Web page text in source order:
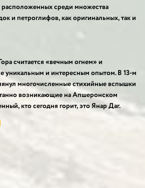
расположенных среди множества
и петроглифов, как оригинальных, так и
считается «вечным огнем» и
уникальным и интересным опытом. В 13-м
многочисленные стихийные вспышки
возникающие на Апшеронском
кто сегодня горит, это Янар Даг.